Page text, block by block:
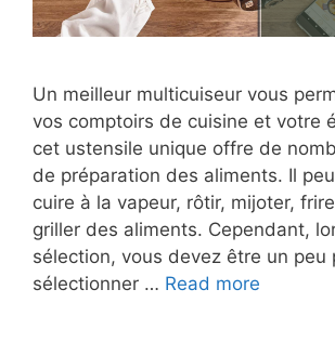
Un meilleur multicuiseur vous
vos comptoirs de cuisine et votre
cet ustensile unique offre de
de préparation des aliments. Il
cuire à la vapeur, rôtir, mijoter,
griller des aliments. Cependant,
sélection, vous devez être un peu
sélectionner … Read more